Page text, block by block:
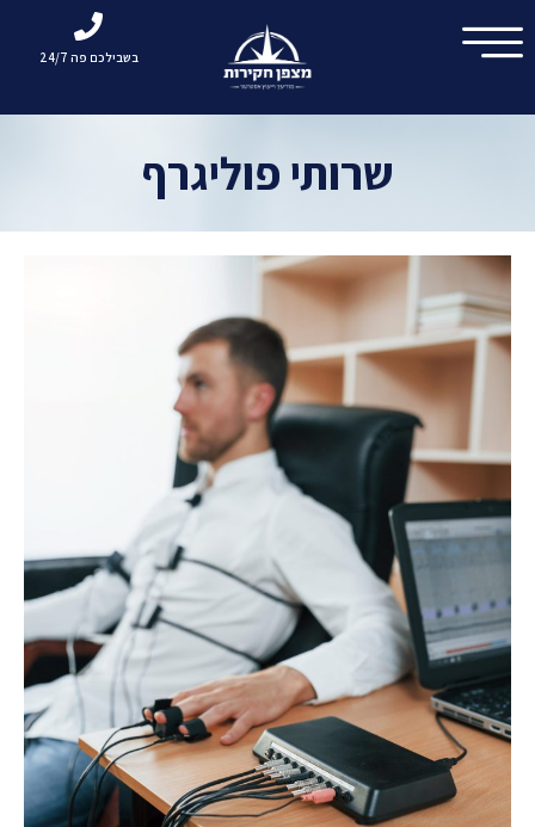
בשבילכם פה 24/7
שרותי פוליגרף